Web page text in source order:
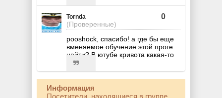
Tornda
(Проверенные)
0
pooshock, спасибо! а где бы еще
вменяемое обучение этой проге
найти? В ютубе кривота какая-то
Информация
Посетители, находящиеся в группе